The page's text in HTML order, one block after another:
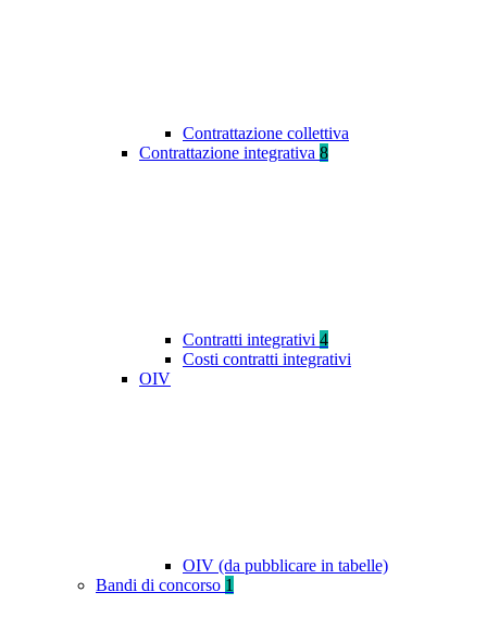
Contrattazione collettiva
Contrattazione integrativa 8
Contratti integrativi 4
Costi contratti integrativi
OIV
OIV (da pubblicare in tabelle)
Bandi di concorso 1